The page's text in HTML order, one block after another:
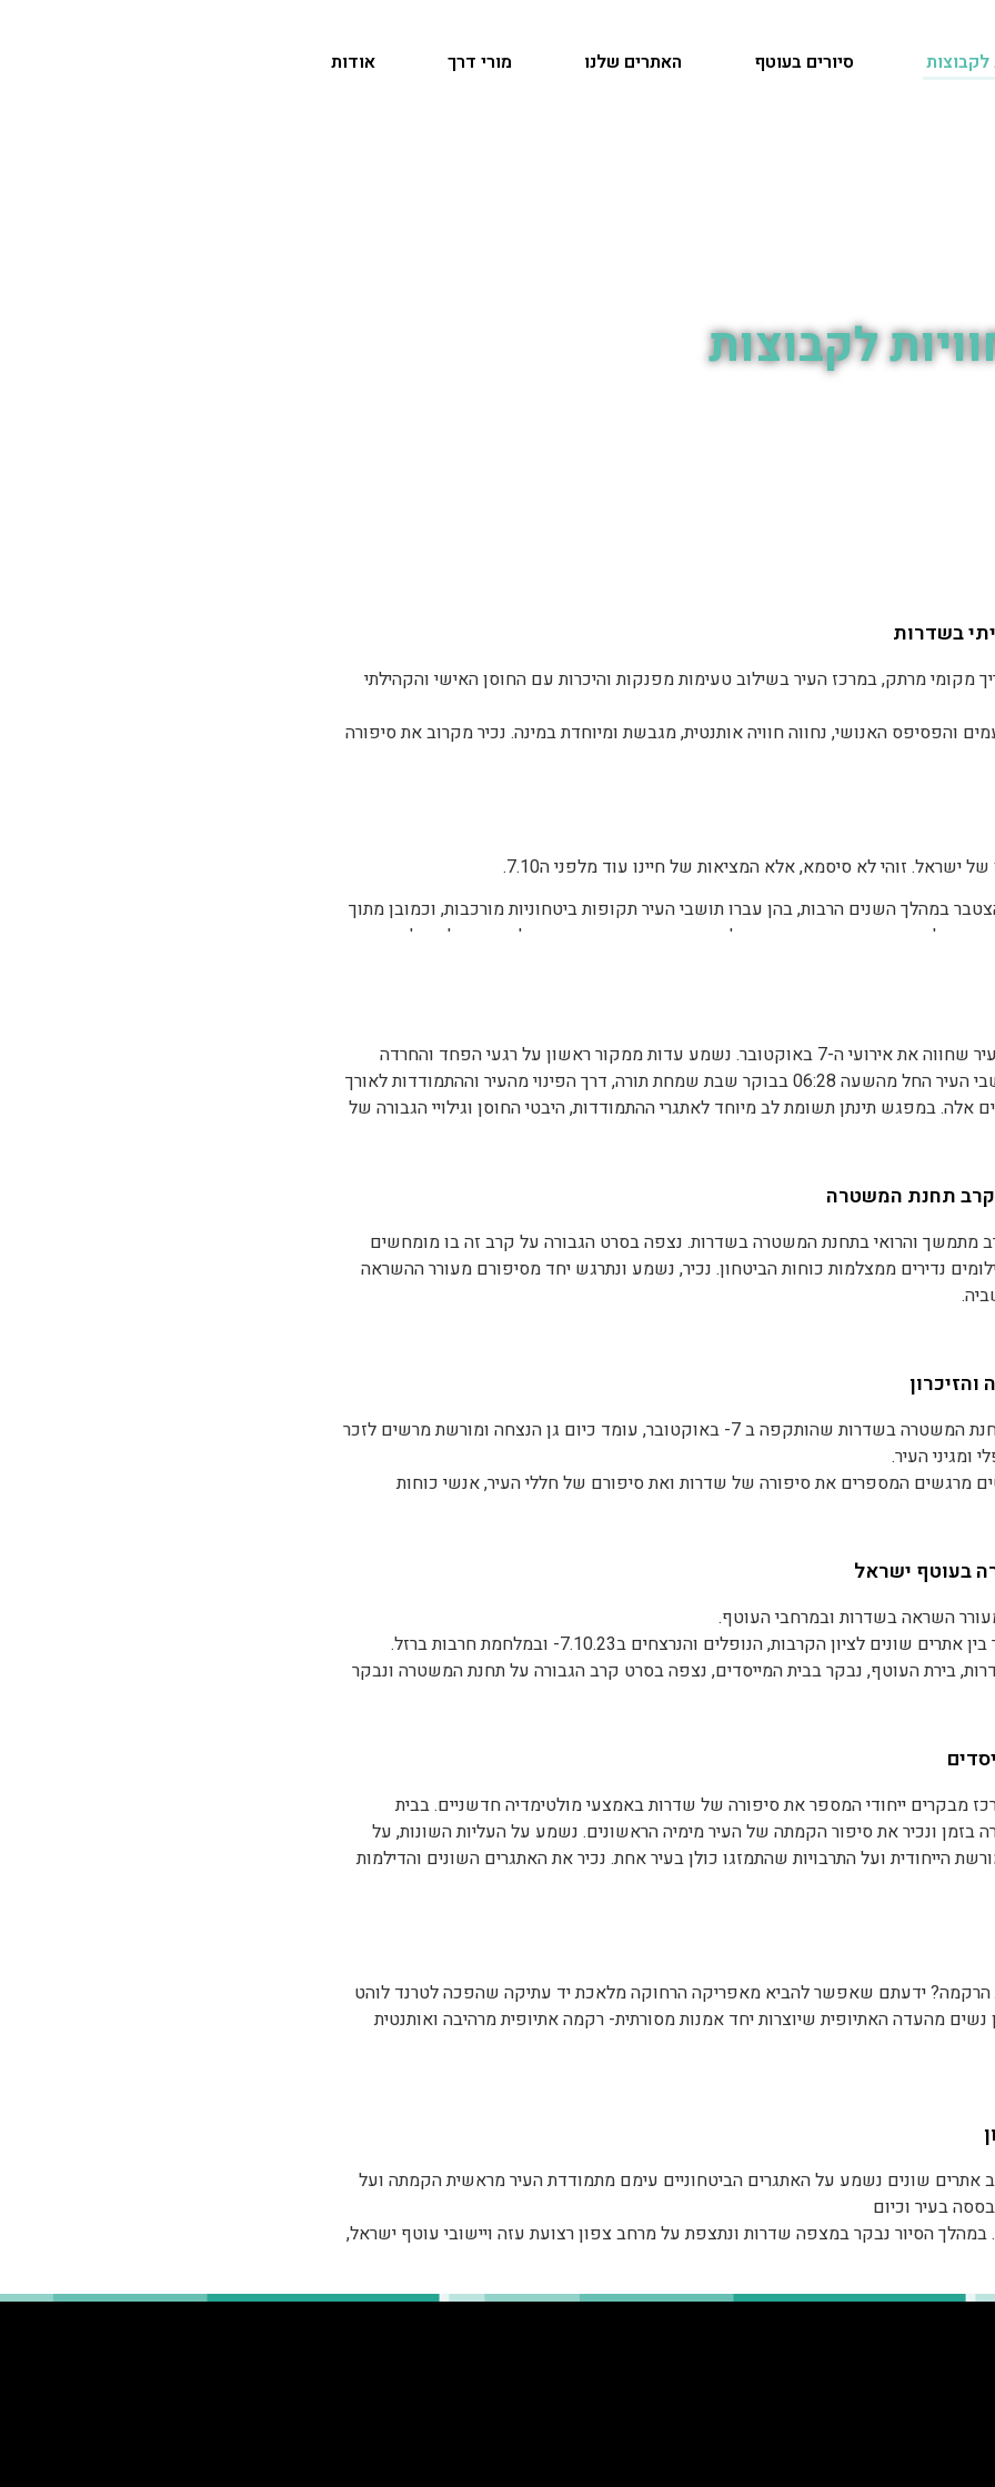
לקבוצות סיורים בעוטף האתרים שלנו מורי דרך אודות
לקבוצות
בשדרות
מקומי מרתק, במרכז העיר בשילוב טעימות מפנקות והיכרות עם החוסן האישי והקהילתי
והפסיפס האנושי, נחווה חוויה אותנטית, מגבשת ומיוחדת במינה. נכיר מקרוב את סיפורה
ישראל. זוהי לא סיסמא, אלא המציאות של חיינו עוד מלפני ה7.10.
במהלך השנים הרבות, בהן עברו תושבי העיר תקופות ביטחוניות מורכבות, וכמובן מתוך
עיר שלמה שפונתה בהוראת מדינה למשך תקופה ארוכה וחרף הכל- חזרה אליה, נלמד מה
נלמד כלים פרקטיים בתחומי החוסן כך שיוכלו לשמש אותנו במצבים ובדילמות בחיים
ניפגש עם תושב העיר שחווה את אירועי ה-7 באוקטובר. נשמע עדות ממקור ראשון על רגעי הפחד והחרדה
שליוו אותו ואת תושבי העיר החל מהשעה 06:28 בבוקר שבת שמחת תורה, דרך הפינוי מהעיר וההתמודדות לאורך
אלה. במפגש תינתן תשומת לב מיוחד לאתגרי ההתמודדות, היבטי החוסן וגילויי הגבורה של
מראש לפי זמינות אנשי העדות וצרכי הקבוצה.
תחנת המשטרה
נערך קרב מתמשך והרואי בתחנת המשטרה בשדרות. נצפה בסרט הגבורה על קרב זה בו מומחשים
נדירים ממצלמות כוחות הביטחון. נכיר, נשמע ונתרגש יחד מסיפורם מעורר ההשראה
והזיכרון
במקום בו עמדה תחנת המשטרה בשדרות שהותקפה ב 7- באוקטובר, עומד כיום גן הנצחה ומורשת מרשים לזכר
ומגיני העיר.
מרגשים המספרים את סיפורה של שדרות ואת סיפורם של חללי העיר, אנשי כוחות
ל- 054-9444405 | או שלחו לנו מייל ל-
בעוטף ישראל
השראה בשדרות ובמרחבי העוטף.
שונים לציון הקרבות, הנופלים והנרצחים ב7.10.23- ובמלחמת חרבות ברזל.
בירת העוטף, נבקר בבית המייסדים, נצפה בסרט קרב הגבורה על תחנת המשטרה ונבקר
באופן רגיש ומותאם ומבוצעים על ידי מדריכים מקומיים מנוסים
מבקרים ייחודי המספר את סיפורה של שדרות באמצעי מולטימדיה חדשניים. בבית
בזמן ונכיר את סיפור הקמתה של העיר מימיה הראשונים. נשמע על העליות השונות, על
הייחודית ועל התרבויות שהתמזגו כולן בעיר אחת. נכיר את האתגרים השונים והדילמות
הרקמה? ידעתם שאפשר להביא מאפריקה הרחוקה מלאכת יד עתיקה שהפכה לטרנד לוהט
נשים מהעדה האתיופית שיוצרות יחד אמנות מסורתית- רקמה אתיופית מרהיבה ואותנטית
טל'
אתרים שונים נשמע על האתגרים הביטחוניים עימם מתמודדת העיר מראשית הקמתה ועל
בעיר וכיום
הסיור נבקר במצפה שדרות ונתצפת על מרחב צפון רצועת עזה ויישובי עוטף ישראל,
בו עמדה תחנת המשטרה.